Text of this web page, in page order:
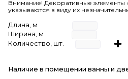
Внимание! Декоративные элементы
указываются в виду их
Длина, м
Ширина, м
Количество, шт.
Наличие в помещении ванны и